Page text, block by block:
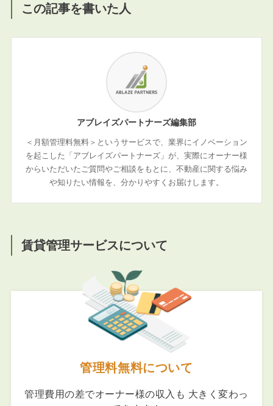
この記事を書いた人
アブレイズパートナーズ編集部
＜月額管理料無料＞というサービスで、業界にイノベーション
を起こした「アブレイズパートナーズ」が、実際にオーナー様
からいただいたご質問やご相談をもとに、不動産に関する悩み
や知りたい情報を、分かりやすくお届けします。
賃貸管理サービスについて
管理料無料について
管理費用の差でオーナー様の収入も 大きく変わっ